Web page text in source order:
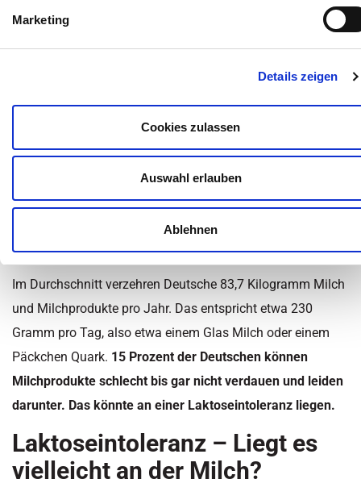
Marketing
Details zeigen
Cookies zulassen
Auswahl erlauben
Ablehnen
Kategorie: Magen-Darm-Erkrankungen
Milch hat mehr Kalorien als Cola, ist gehaltvoll und gilt
deshalb nicht als Getränk, sondern als Lebensmittel. Sie ist
bekannt dafür, dass sie Kalzium liefert und gesund ist.
Stimmt das überhaupt? Wo doch gefühlt jeder Deutsche
eine Milch-Unverträglichkeit aufzeigt – also eine
Laktoseintoleranz.
Im Durchschnitt verzehren Deutsche 83,7 Kilogramm Milch
und Milchprodukte pro Jahr. Das entspricht etwa 230
Gramm pro Tag, also etwa einem Glas Milch oder einem
Päckchen Quark. 15 Prozent der Deutschen können
Milchprodukte schlecht bis gar nicht verdauen und leiden
darunter. Das könnte an einer Laktoseintoleranz liegen.
Laktoseintoleranz – Liegt es
vielleicht an der Milch?